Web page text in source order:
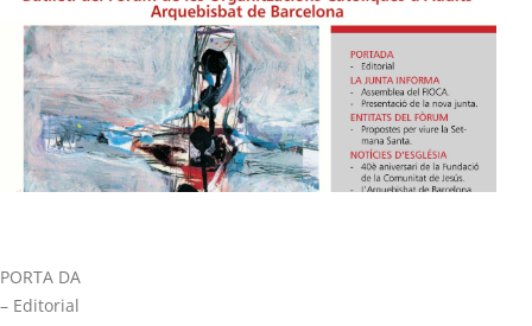
PORTA DA
– Editorial